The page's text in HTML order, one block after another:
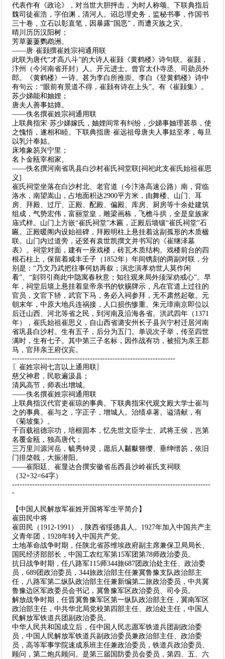
代表作有《政论》，对当世大胆抨击，为时人称颂。下联典指后
魏司徒崔浩，字伯渊，清河人。诏总理史务，监秘书事，作国书
三十卷，立石以彰直笔，因暴露“国恶”，而遭灭族之灾。
晴川历历汉阳树；
芳草萋萋鹦鹉洲。
——唐·崔颢撰崔姓宗祠通用联
此联为唐代“才高八斗”的大诗人崔颢《黄鹤楼》诗句联。崔颢，
汴州（今河南省开封）人。开元进士。曾官太仆寺丞、司勋员外
郎。《黄鹤楼》一诗。甚为李白所推崇。李白《登黄鹤楼》诗中
有句云：“眼前有景道不得，崔颢有诗在上头”。有《崔颢集》。
苏少娣能和妯娌；
唐夫人善事姑嫜。
——佚名撰崔姓宗祠通用联
上联典指宋·苏少娣嫁氏，妯娌间常有纠纷，少娣事妯理甚恭，使
之愧悟，遂相和睦。下联典指唐·崔远祖母唐夫人事姑至孝，每旦
以乳汁奉姑。
床堆象笏兴宁里；
名卜金瓯宰相家。
——佚名撰河南省巩县白沙村崔氏祠堂联[祠祀此支崔氏始祖崔思
义]
崔氏祠堂坐落在白沙村北、老官道（今汴洛高速公路）南，背临
洛水，南望嵩山，占地面积达2900平方米，由舞楼、山门、耳
房、拜殿、过厅、正殿、配殿、偏殿、库房、厨房等十余处建筑
组成，气势宏伟，富丽堂皇，雕梁画栋，飞檐斗拱，全是皇族家
庙式样。山门上方嵌“崔氏祠堂”木匾，正殿后墙镶“崔氏祠堂”石
匾。正殿暖阁内设始祖碑，拜殿明柱上悬挂着这副孤形的木质楹
联。山门内过道旁，还竖有袁世凯撰文并书写的《崔继泽墓
表》。祠堂对面，建有一座戏楼，砖瓦木质结构。戏楼前台的四
根石柱上，保留着咸丰壬子（1852年）年间镌刻的两副对联，分
别是：“乃文乃武把往事何妨再叙；演忠演孝劝世人莫作闲
看”、“刻羽引商此中隐寓春秋意；知往观来局外须深劝戒心”。早
年，祠堂后墙上悬挂着皇帝亲书的钦赐牌示，凡在官道上过往的
官员，文官下轿，武官下马，务必入祠参拜，无不肃然起敬。元
朝末年，中原大地兵连祸接，人口损伤惨重。朱元璋南京即位以
后迁山西、河北等省之民，到河南及沿海各省。洪武四年（1371
年），崔氏始祖崔思义，自山西省潞安州长子县兴宁村迁居河南
省巩县白沙村。生有五子，后分为五门。单说次子举，传至四世
满时，生有七子。其中第三子名标，因作战有功，被招为亲王郡
马，官拜亲王府仪宾。
-----------------------------------------------------------------
〖崔姓宗祠七言以上通用联〗
慈父神君，民歌遍汲县；
清风高节，师表出增城。
——佚名撰崔姓宗祠通用联
上联典指汉代官吏崔琼的事典。下联典指宋代观文殿大学士崔与
之的事典。崔与之，字正子，增城人。治绩卓著。谥清献，有
《菊坡集》。
千百载祖德宗功，培根固本，忆先世文臣学士、武将王侯，岂第
名覆金瓯，独高唐代；
三万里川源河岳，毓秀钟灵，愿后人黼黻簪缨、垂绅缙笏，依旧
门排棨戟，大振潜阳。
——崔阳廷、崔显达合撰安徽省岳西县沙岭崔氏支祠联
（32+32=64字）
-------------------------------------------------------------------------------
-
【中国人民解放军崔姓开国将军生平简介】
崔田民中将
崔田民（1912-1991），陕西省绥德县人。1927年加入中国共产主
义青年团，1928年转入中国共产党。
土地革命战争时期，任陕北省苏维埃政府副主席兼保卫局局长、
国民经济部部长，中国工农红军第15军团第78师政治委员。
抗日战争时期，任八路军115师344旅687团政治处主任、政治委
员，689团政治委员，344旅政治部主任兼冀鲁豫支队政治部主
任，八路军第二纵队政治部主任兼新编第二旅政治委员，中共冀
鲁豫边区军政委员会书记，冀鲁豫军区政治委员、司令员。
解放战争时期，任晋冀鲁豫军区第一纵队政治部主任，冀南军区
政治部主任，中共华北局党校第四部主任、政治处主任，中国人
民解放军铁道兵团副政治委员。
中华人民共和国成立后，任中国人民志愿军铁道兵团副政治委
员，中国人民解放军铁道兵副政治委员兼政治部主任、政治委
员，高等军事学院速成系班主任兼政治委员，铁道兵政治委员、
顾问，第二炮兵顾问。是第三届国防委员会委员，第四、五、六